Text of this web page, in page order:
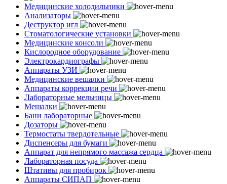
Медицинские холодильники
Анализаторы
Деструктор игл
Стоматологические установки
Медицинские консоли
Кислородное оборудование
Электрокардиографы
Аппараты УЗИ
Медицинские вешалки
Аппараты коррекции речи
Лабораторные мельницы
Мешалки
Бани лабораторные
Дозаторы
Термостаты твердотельные
Диспенсеры для бумаги
Аппарат для непрямого массажа сердца
Лабораторная посуда
Штативы для пробирок
Аппараты СИПАП